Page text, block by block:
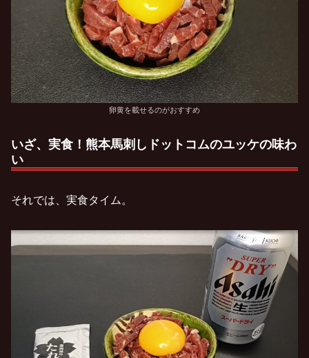
卵黄を載せるのがおすすめ
いざ、実食！熊本馬刺しドットコムのユッケの味わ
い
それでは、実食タイム。